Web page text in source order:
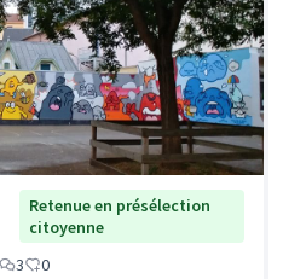
Retenue en présélection
citoyenne
3 0